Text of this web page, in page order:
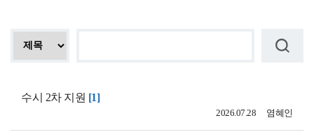
수시 2차 지원 [1]
염혜인
2026.07.28